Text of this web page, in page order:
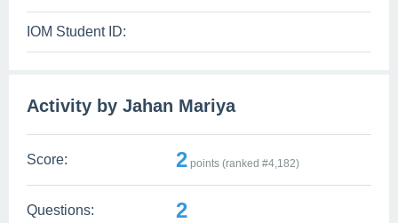
IOM Student ID:
Activity by Jahan Mariya
Score: 2 points (ranked #4,182)
Questions: 2